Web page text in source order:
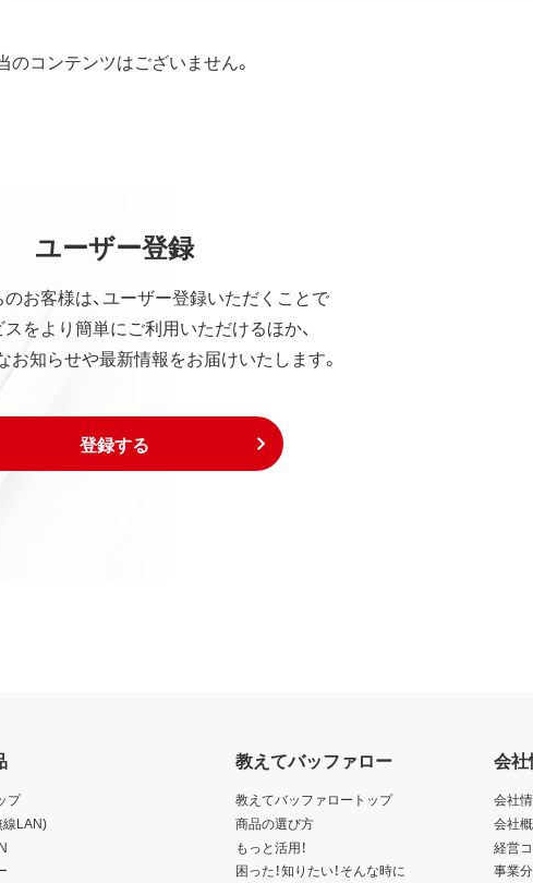
のコンテンツはございません。
ユーザー登録
お客様は、ユーザー登録いただくことで
をより簡単にご利用いただけるほか、
お知らせや最新情報をお届けいたします。
登録する
プ
LAN)
教えてバッファロー
教えてバッファロートップ
商品の選び方
もっと活用！
困った！知りたい！そんな時に
会
会社
会社
経営
事業